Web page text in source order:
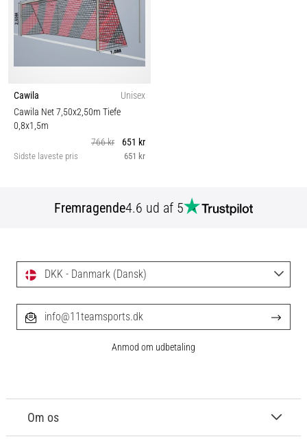
Cawila
Unisex
Cawila Net 7,50x2,50m Tiefe
0,8x1,5m
766 kr
651 kr
Sidste laveste pris 651 kr
Fremragende4.6 ud af 5
Om os
DKK - Danmark (Dansk)
info@11teamsports.dk
Anmod om udbetaling